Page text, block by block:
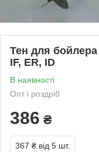
Тен для бойлера
IF, ER, ID
В наявності
Опт і роздріб
386 ₴
367 ₴ від 5 шт.